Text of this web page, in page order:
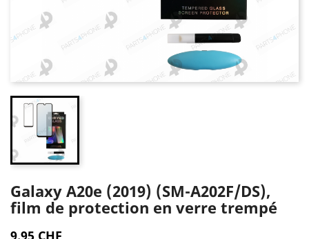
Galaxy A20e (2019) (SM-A202F/DS),
film de protection en verre trempé
9,95 CHF